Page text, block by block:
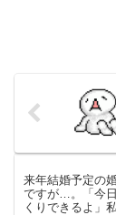
来年結婚予定の
ですが…。「今
くりできるよ」